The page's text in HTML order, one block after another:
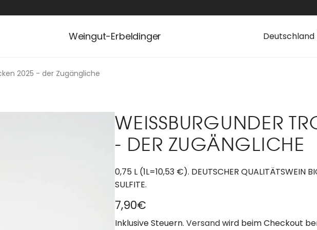
Weingut-Erbeldinger Deutschland
2025 - der Zugängliche
WEISSBURGUNDER
- DER ZUGÄNGLICHE
0,75 L (1L=10,53 €). DEUTSCHER QUALITÄTSWEIN
SULFITE.
R
e
7,90€
Inklusive Steuern. Versandwird beim Checkout